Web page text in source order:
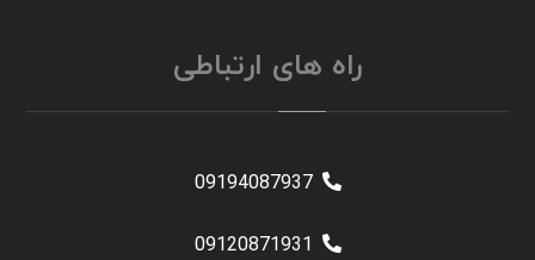
راه های ارتباطی
09194087937
09120871931